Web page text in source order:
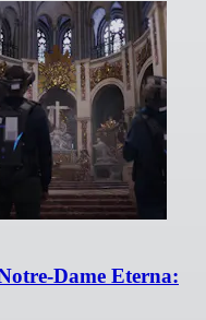
Dame Eterna: